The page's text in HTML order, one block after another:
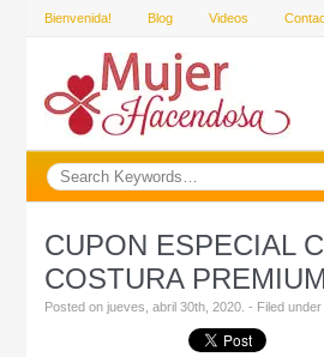
Bienvenida! Blog Videos
CUPON ESPECIAL
COSTURA PREMIUM
Posted on jueves, abril 30th, 2020. - Filed